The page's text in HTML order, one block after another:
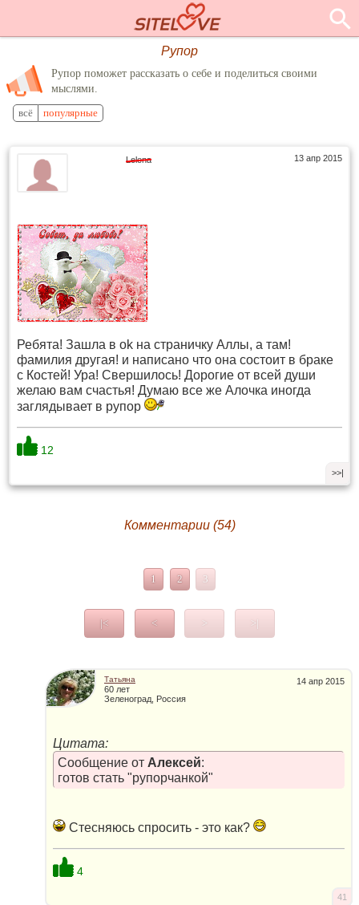
Рупор
Рупор поможет рассказать о себе и поделиться своими
мыслями.
всё популярные
13 апр 2015
Lelena
Ребята! Зашла в ok на страничку Аллы, а там!
фамилия другая! и написано что она состоит в браке
с Костей! Ура! Свершилось! Дорогие от всей души
желаю вам счастья! Думаю все же Алочка иногда
заглядывает в рупор
12
>>|
Комментарии (54)
1 2 3
|< < > >|
14 апр 2015
Татьяна
60 лет
Зеленоград, Россия
Цитата:
Сообщение от Алексей:
готов стать "рупорчанкой"
Стесняюсь спросить - это как?
4
41